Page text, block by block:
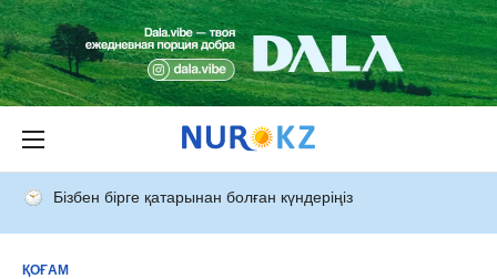
Бізбен бірге қатарынан болған күндеріңіз
ҚОҒАМ